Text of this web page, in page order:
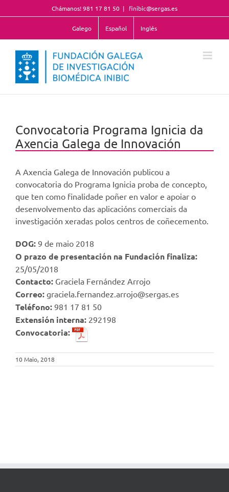
to
Chámanos! 981 17 81 50 | finibic@sergas.es
Galego Español Inglés
Convocatoria Programa Ignicia da
Axencia Galega de Innovación
A Axencia Galega de Innovación publicou a
convocatoria do Programa Ignicia proba de concepto,
que ten como finalidade poñer en valor e apoiar o
desenvolvemento das aplicacións comerciais da
investigación xeradas polos centros de coñecemento.
DOG: 9 de maio 2018
O prazo de presentación na Fundación finaliza:
25/05/2018
Contacto: Graciela Fernández Arrojo
Correo: graciela.fernandez.arrojo@sergas.es
Teléfono: 981 17 81 50
Extensión interna: 292198
Convocatoria:
10 Maio, 2018